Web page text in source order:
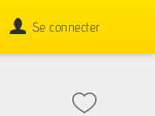
Se connecter